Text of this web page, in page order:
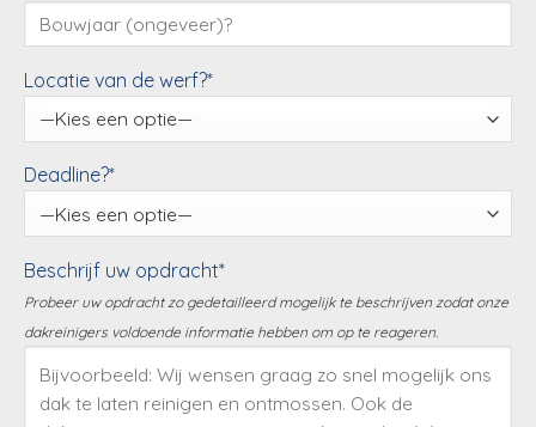
Locatie van de werf?*
Deadline?*
Beschrijf uw opdracht*
Probeer uw opdracht zo gedetailleerd mogelijk te beschrijven zodat onze
dakreinigers voldoende informatie hebben om op te reageren.